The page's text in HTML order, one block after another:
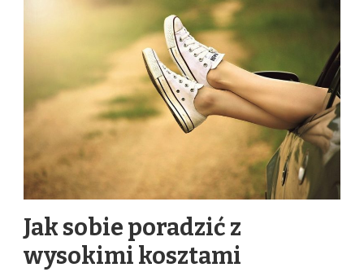
Jak sobie poradzić z
wysokimi kosztami